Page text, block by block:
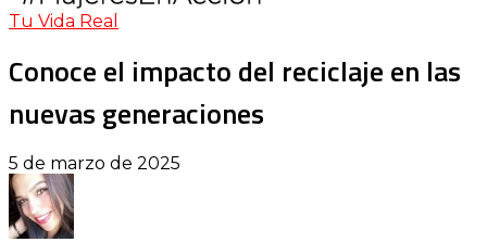
Tu Vida Real
Conoce el impacto del reciclaje en las
nuevas generaciones
5 de marzo de 2025